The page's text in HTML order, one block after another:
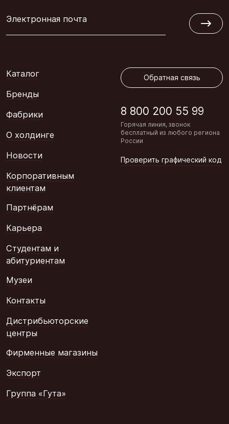
Электронная почта
Каталог
Бренды
Фабрики
О холдинге
Новости
Корпоративным
клиентам
Партнёрам
Карьера
Студентам и
абитуриентам
Музеи
Контакты
Дистрибьюторские
центры
Фирменные магазины
Экспорт
Группа «Гута»
Обратная связь
8 800 200 55 99
Горячая линия, звонок
бесплатный из любого региона
России
Проверить графический код